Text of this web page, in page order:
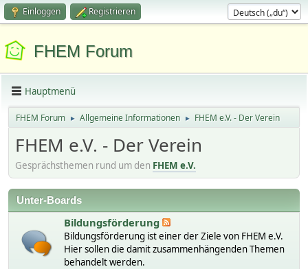
Einloggen Registrieren
FHEM Forum
Hauptmenü
FHEM Forum ► Allgemeine Informationen ► FHEM e.V. - Der Verein
FHEM e.V. - Der Verein
Gesprächsthemen rund um den FHEM e.V.
Unter-Boards
Bildungsförderung
Bildungsförderung ist einer der Ziele von FHEM e.V.
Hier sollen die damit zusammenhängenden Themen
behandelt werden.